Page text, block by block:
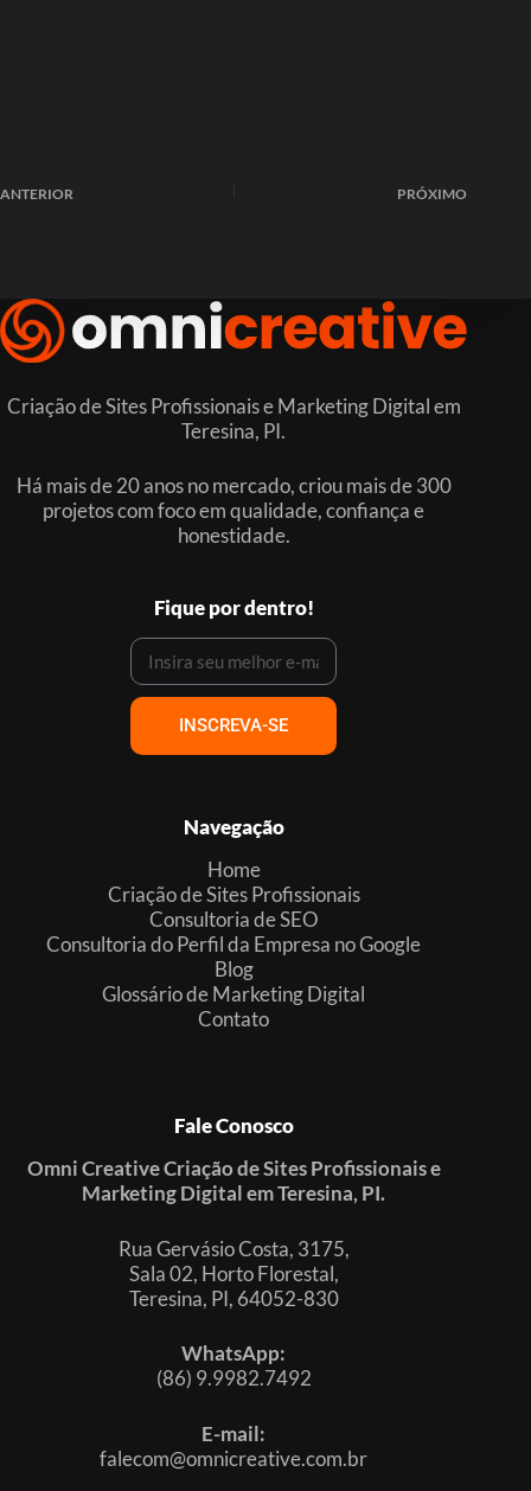
ANTERIOR PRÓXIMO
Criação de Sites Profissionais e Marketing Digital em
Teresina, PI.
Há mais de 20 anos no mercado, criou mais de 300
projetos com foco em qualidade, confiança e
honestidade.
Fique por dentro!
INSCREVA-SE
Navegação
Home
Criação de Sites Profissionais
Consultoria de SEO
Consultoria do Perfil da Empresa no Google
Blog
Glossário de Marketing Digital
Contato
Fale Conosco
Omni Creative Criação de Sites Profissionais e
Marketing Digital em Teresina, PI.
Rua Gervásio Costa, 3175,
Sala 02, Horto Florestal,
Teresina, PI, 64052-830
WhatsApp:
(86) 9.9982.7492
E-mail:
falecom@omnicreative.com.br